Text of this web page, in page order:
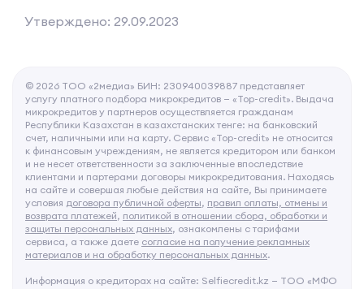
Утверждено: 29.09.2023
© 2026 ТОО «2медиа» БИН: 230940039887 представляет
услугу платного подбора микрокредитов — «Top-credit». Выдача
микрокредитов у партнеров осуществляется гражданам
Республики Казахстан в казахстанских тенге: на банковский
счет, наличными или на карту. Сервис «Top-credit» не относится
к финансовым учреждениям, не является кредитором или банком
и не несет ответственности за заключенные впоследствие
клиентами и партерами договоры микрокредитования. Находясь
на сайте и совершая любые действия на сайте, Вы принимаете
условия договора публичной оферты, правил оплаты, отмены и
возврата платежей, политикой в отношении сбора, обработки и
защиты персональных данных, ознакомлены с тарифами
сервиса, а также даете согласие на получение рекламных
материалов и на обработку персональных данных.
Информация о кредиторах на сайте: Selfiecredit.kz — ТОО «МФО